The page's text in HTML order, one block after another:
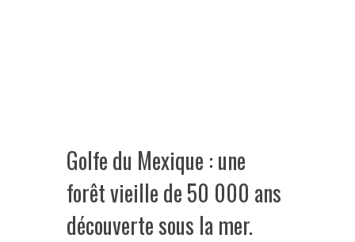
Golfe du Mexique : une
forêt vieille de 50 000 ans
découverte sous la mer.